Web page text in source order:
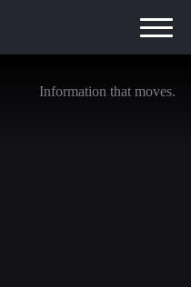
Information that moves.